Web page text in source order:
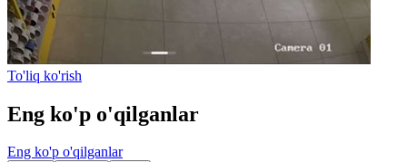
To'liq ko'rish
Eng ko'p o'qilganlar
Eng ko'p o'qilganlar